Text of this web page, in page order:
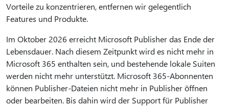
Vorteile zu konzentrieren, entfernen wir gelegentlich
Features und Produkte.
Im Oktober 2026 erreicht Microsoft Publisher das Ende der
Lebensdauer. Nach diesem Zeitpunkt wird es nicht mehr in
Microsoft 365 enthalten sein, und bestehende lokale Suiten
werden nicht mehr unterstützt. Microsoft 365-Abonnenten
können Publisher-Dateien nicht mehr in Publisher öffnen
oder bearbeiten. Bis dahin wird der Support für Publisher